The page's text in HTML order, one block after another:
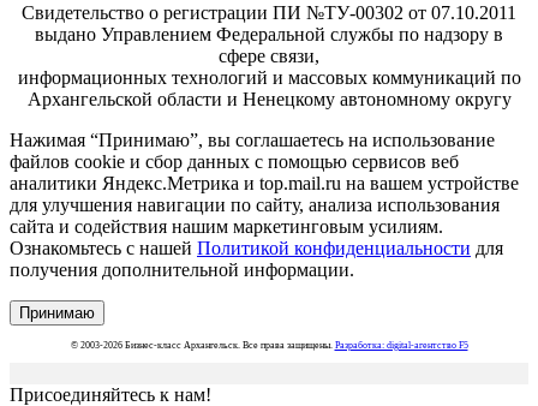
Свидетельство о регистрации ПИ №ТУ-00302 от 07.10.2011
выдано Управлением Федеральной службы по надзору в
сфере связи,
информационных технологий и массовых коммуникаций по
Архангельской области и Ненецкому автономному округу
Нажимая “Принимаю”, вы соглашаетесь на использование
файлов cookie и сбор данных с помощью сервисов веб
аналитики Яндекс.Метрика и top.mail.ru на вашем устройстве
для улучшения навигации по сайту, анализа использования
сайта и содействия нашим маркетинговым усилиям.
Ознакомьтесь с нашей Политикой конфиденциальности для
получения дополнительной информации.
Принимаю
© 2003-2026 Бизнес-класс Архангельск. Все права защищены. Разработка: digital-агентство F5
Присоединяйтесь к нам!